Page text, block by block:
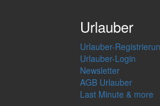
Urlauber
Urlauber-
Urlauber-Login
Newsletter
AGB Urlauber
Last Minute & more